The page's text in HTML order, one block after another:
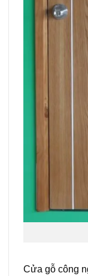
Cửa gỗ công